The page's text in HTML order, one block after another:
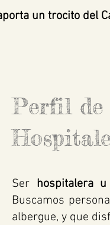
un trocito del
Perfil de
Ser hospitalera
Buscamos
albergue, y que